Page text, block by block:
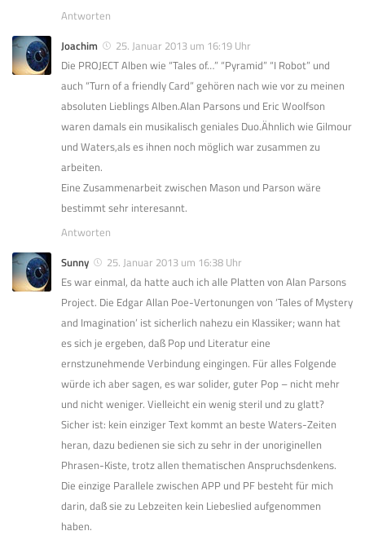
Antworten
Joachim
25. Januar 2013 um 16:19 Uhr
Die PROJECT Alben wie “Tales of…” “Pyramid” “I Robot” und
auch “Turn of a friendly Card” gehören nach wie vor zu meinen
absoluten Lieblings Alben.Alan Parsons und Eric Woolfson
waren damals ein musikalisch geniales Duo.Ähnlich wie Gilmour
und Waters,als es ihnen noch möglich war zusammen zu
arbeiten.
Eine Zusammenarbeit zwischen Mason und Parson wäre
bestimmt sehr interesannt.
Antworten
Sunny
25. Januar 2013 um 16:38 Uhr
Es war einmal, da hatte auch ich alle Platten von Alan Parsons
Project. Die Edgar Allan Poe-Vertonungen von ‘Tales of Mystery
and Imagination’ ist sicherlich nahezu ein Klassiker; wann hat
es sich je ergeben, daß Pop und Literatur eine
ernstzunehmende Verbindung eingingen. Für alles Folgende
würde ich aber sagen, es war solider, guter Pop – nicht mehr
und nicht weniger. Vielleicht ein wenig steril und zu glatt?
Sicher ist: kein einziger Text kommt an beste Waters-Zeiten
heran, dazu bedienen sie sich zu sehr in der unoriginellen
Phrasen-Kiste, trotz allen thematischen Anspruchsdenkens.
Die einzige Parallele zwischen APP und PF besteht für mich
darin, daß sie zu Lebzeiten kein Liebeslied aufgenommen
haben.